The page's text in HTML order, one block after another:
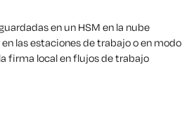
en un HSM en la nube
las estaciones de trabajo o en modo
firma local en flujos de trabajo